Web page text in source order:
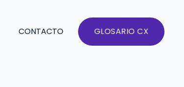
CONTACTO GLOSARIO CX